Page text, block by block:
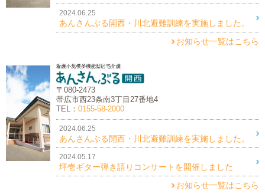
2024.06.25
あんさんぶる開西・川北避難訓練を実施しました。
お知らせ一覧はこちら
〒080-2473
帯広市西23条南3丁目27番地4
TEL： 0155-58-2000
2024.06.25
あんさんぶる開西・川北避難訓練を実施しました。
2024.05.17
坪壱ギター弾き語りコンサートを開催しました
お知らせ一覧はこちら